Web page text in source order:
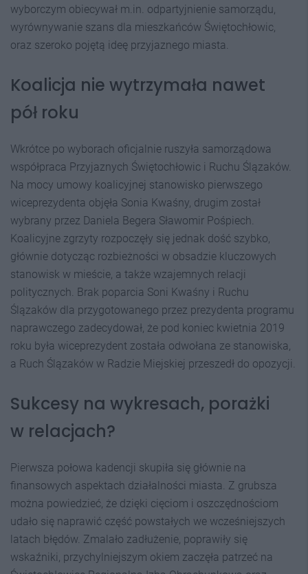
wyborczym obiecywał m.in. odpartyjnienie samorządu,
wyrównywanie szans dla mieszkańców Świętochłowic,
oraz szeroko pojętą ideę przyjaznego miasta.
Koalicja nie wytrzymała nawet
pół roku
Wkrótce po wyborach oficjalnie ruszyła samorządowa
współpraca Przyjaznych Świętochłowic i Ruchu Ślązaków.
Na mocy umowy koalicyjnej stanowisko pierwszego
wiceprezydenta objęła Sonia Kwaśny, drugim został
wybrany przez Daniela Begera Sławomir Pośpiech.
Koalicyjne zgrzyty rozpoczęły się jednak dość szybko,
głównie dotycząc rozbieżności w obsadzie kluczowych
stanowisk w mieście, a także wzajemnych relacji
politycznych. Brak poparcia Soni Kwaśny i Ruchu
Ślązaków dla przygotowanego przez prezydenta programu
naprawczego zadecydował, że pod koniec kwietnia 2019
roku była wiceprezydent została odwołana ze stanowiska,
a Ruch Ślązaków w Radzie Miejskiej przeszedł do opozycji.
Sukcesy na wykresach, porażki
w relacjach?
Pierwsza połowa kadencji skupiła się głównie na
finansowych aspektach działalności miasta. Z grubsza
można powiedzieć, że dzięki cięciom i oszczędnościom
udało się naprawić część powstałych we wcześniejszych
latach błędów. Zmalało zadłużenie, poprawiły się
wskaźniki, przychylniejszym okiem zaczęła patrzeć na